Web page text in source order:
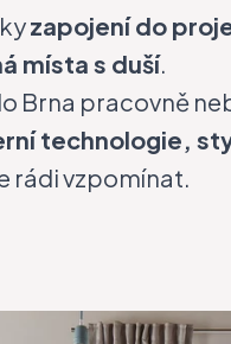
zapojení do
místa s duší.
Brna pracovně
technologie,
rádi vzpomínat.